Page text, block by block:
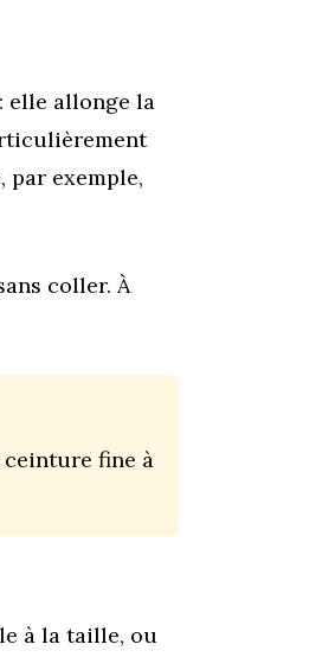
elle allonge la
exemple,
coller. À
fine à
à la taille, ou